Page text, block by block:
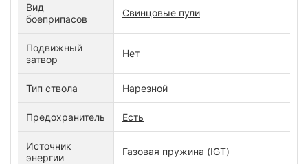
Вид
боеприпасов
Свинцовые пули
Подвижный
затвор
Нет
Тип ствола Нарезной
Предохранитель Есть
Источник
энергии
Газовая пружина (IGT)